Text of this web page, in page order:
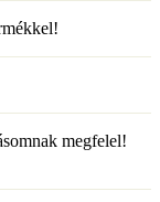
megfelel!